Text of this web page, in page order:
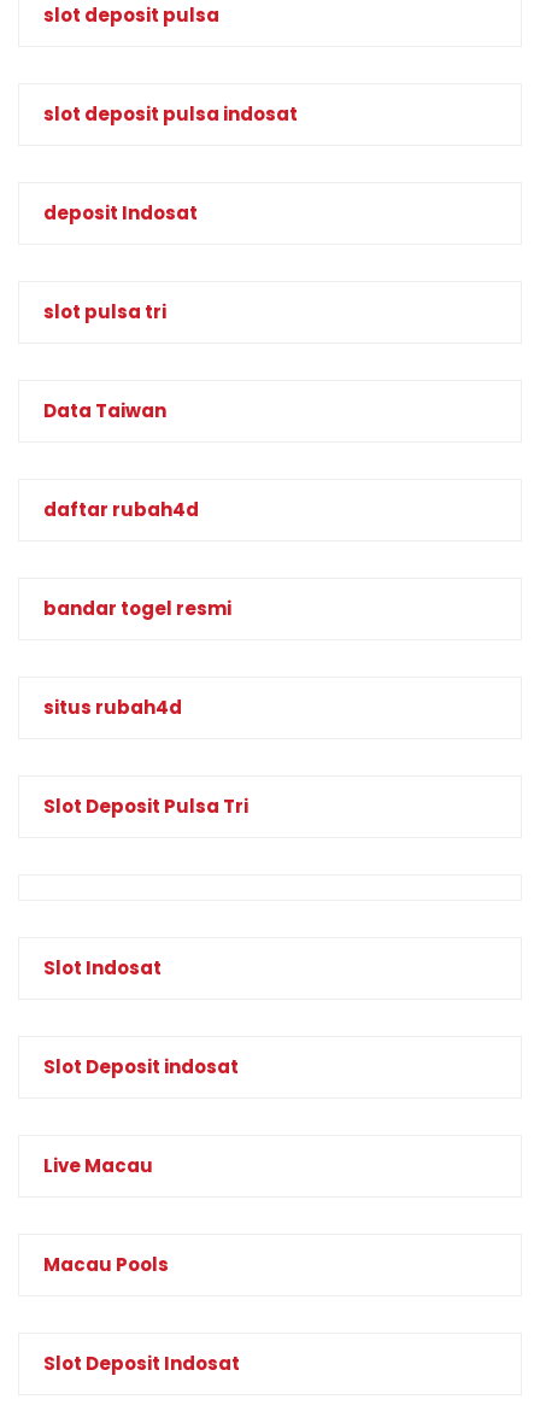
slot deposit pulsa
slot deposit pulsa indosat
deposit Indosat
slot pulsa tri
Data Taiwan
daftar rubah4d
bandar togel resmi
situs rubah4d
Slot Deposit Pulsa Tri
Slot Indosat
Slot Deposit indosat
Live Macau
Macau Pools
Slot Deposit Indosat